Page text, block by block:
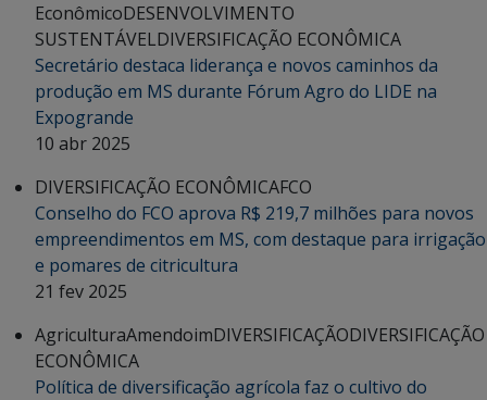
EconômicoDESENVOLVIMENTO
SUSTENTÁVELDIVERSIFICAÇÃO ECONÔMICA
Secretário destaca liderança e novos caminhos da
produção em MS durante Fórum Agro do LIDE na
Expogrande
10 abr 2025
DIVERSIFICAÇÃO ECONÔMICAFCO
Conselho do FCO aprova R$ 219,7 milhões para novos
empreendimentos em MS, com destaque para irrigação
e pomares de citricultura
21 fev 2025
AgriculturaAmendoimDIVERSIFICAÇÃODIVERSIFICAÇÃO
ECONÔMICA
Política de diversificação agrícola faz o cultivo do